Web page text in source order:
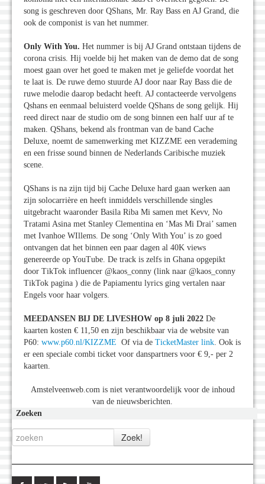
song is geschreven door QShans, Mr. Ray Bass en AJ Grand, die
ook de componist is van het nummer.
Only With You. Het nummer is bij AJ Grand ontstaan tijdens de
corona crisis. Hij voelde bij het maken van de demo dat de song
moest gaan over het goed te maken met je geliefde voordat het
te laat is. De ruwe demo stuurde AJ door naar Ray Bass die de
ruwe melodie daarop bedacht heeft. AJ contacteerde vervolgens
Qshans en eenmaal beluisterd voelde QShans de song gelijk. Hij
reed direct naar de studio om de song binnen een half uur af te
maken. QShans, bekend als frontman van de band Cache
Deluxe, noemt de samenwerking met KIZZME een verademing
en een frisse sound binnen de Nederlands Caribische muziek
scene.
QShans is na zijn tijd bij Cache Deluxe hard gaan werken aan
zijn solocarrière en heeft inmiddels verschillende singles
uitgebracht waaronder Basila Riba Mi samen met Kevv, No
Tratami Asina met Stanley Clementina en ‘Mas Mi Drai’ samen
met Ivanhoe WIllems. De song ‘Only With You’ is zo goed
ontvangen dat het binnen een paar dagen al 40K views
genereerde op YouTube. De track is zelfs in Ghana opgepikt
door TikTok influencer @kaos_conny (link naar @kaos_conny
TikTok pagina ) die de Papiamentu lyrics ging vertalen naar
Engels voor haar volgers.
MEEDANSEN BIJ DE LIVESHOW op 8 juli 2022 De
kaarten kosten € 11,50 en zijn beschikbaar via de website van
P60: www.p60.nl/KIZZME Of via de TicketMaster link. Ook is
er een speciale combi ticket voor danspartners voor € 9,- per 2
kaarten.
Amstelveenweb.com is niet verantwoordelijk voor de inhoud
van de nieuwsberichten.
Zoeken